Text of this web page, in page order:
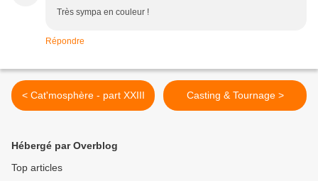
Très sympa en couleur !
Répondre
< Cat'mosphère - part XXIII Casting & Tournage >
Hébergé par Overblog
Top articles